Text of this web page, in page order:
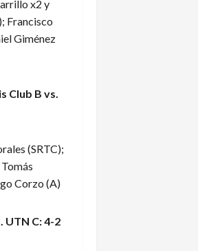
x2 y
Francisco
Giménez
Club B vs.
(SRTC);
Corzo (A)
UTN C: 4-2